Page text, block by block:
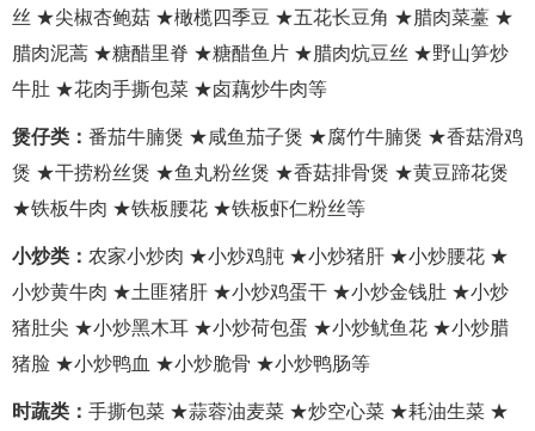
丝 ★尖椒杏鲍菇 ★橄榄四季豆 ★五花长豆角 ★腊肉菜薹 ★
腊肉泥蒿 ★糖醋里脊 ★糖醋鱼片 ★腊肉炕豆丝 ★野山笋炒
牛肚 ★花肉手撕包菜 ★卤藕炒牛肉等
煲仔类： 番茄牛腩煲 ★咸鱼茄子煲 ★腐竹牛腩煲 ★香菇滑鸡
煲 ★干捞粉丝煲 ★鱼丸粉丝煲 ★香菇排骨煲 ★黄豆蹄花煲
★铁板牛肉 ★铁板腰花 ★铁板虾仁粉丝等
小炒类： 农家小炒肉 ★小炒鸡肫 ★小炒猪肝 ★小炒腰花 ★
小炒黄牛肉 ★土匪猪肝 ★小炒鸡蛋干 ★小炒金钱肚 ★小炒
猪肚尖 ★小炒黑木耳 ★小炒荷包蛋 ★小炒鱿鱼花 ★小炒腊
猪脸 ★小炒鸭血 ★小炒脆骨 ★小炒鸭肠等
时蔬类： 手撕包菜 ★蒜蓉油麦菜 ★炒空心菜 ★耗油生菜 ★